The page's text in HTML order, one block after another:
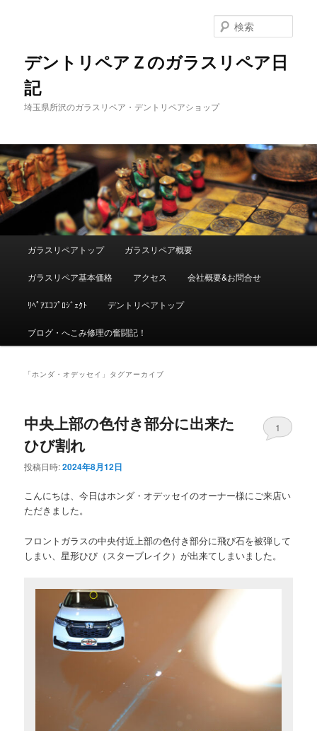
移
動
動
デントリペアＺのガラスリペア日
記
埼玉県所沢のガラスリペア・デントリペアショップ
索
ガラスリペアトップ ガラスリペア概要
ガラスリペア基本価格 アクセス 会社概要&お問合せ
ﾘﾍﾟｱｴｺﾌﾟﾛｼﾞｪｸﾄ デントリペアトップ
ブログ・へこみ修理の奮闘記！
「ホンダ・オデッセイ 」タグアーカイブ
中央上部の色付き部分に出来た
ひび割れ
投稿日時:2024年8月12日
1
こんにちは、今日はホンダ・オデッセイのオーナー様にご来店い
ただきました。
フロントガラスの中央付近上部の色付き部分に飛び石を被弾して
しまい、星形ひび（スターブレイク）が出来てしまいました。